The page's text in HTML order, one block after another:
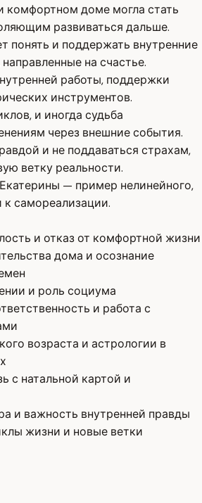
комфортном доме могла стать
развиваться дальше.
понять и поддержать внутренние
на счастье.
работы, поддержки
инструментов.
и иногда судьба
через внешние события.
и не поддаваться страхам,
ветку реальности.
— пример нелинейного,
к самореализации.
и отказ от комфортной жизни
дома и осознание
и роль социума
и работа с
возраста и астрологии в
с натальной картой и
и важность внутренней правды
жизни и новые ветки